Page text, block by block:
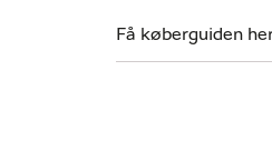
Få køberguiden